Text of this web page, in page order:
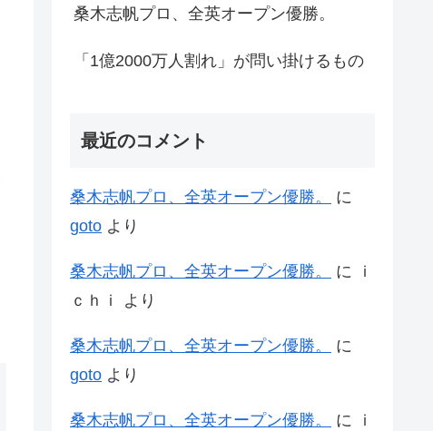
桑木志帆プロ、全英オープン優勝。
「1億2000万人割れ」が問い掛けるもの
最近のコメント
桑木志帆プロ、全英オープン優勝。
に
goto より
桑木志帆プロ、全英オープン優勝。 に
ｉ
ｃｈｉ
より
桑木志帆プロ、全英オープン優勝。
に
goto より
桑木志帆プロ、全英オープン優勝。 に
ｉ